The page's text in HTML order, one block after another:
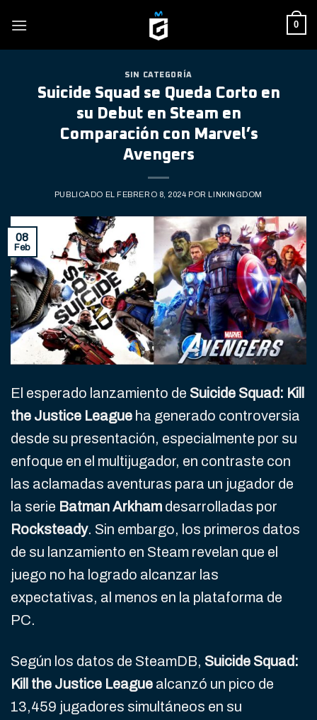
0
SIN CATEGORÍA
Suicide Squad se Queda Corto en
su Debut en Steam en
Comparación con Marvel’s
Avengers
PUBLICADO EL FEBRERO 8, 2024 POR LINKINGDOM
08
Feb
El esperado lanzamiento de Suicide Squad: Kill
the Justice League ha generado controversia
desde su presentación, especialmente por su
enfoque en el multijugador, en contraste con
las aclamadas aventuras para un jugador de
la serie Batman Arkham desarrolladas por
Rocksteady. Sin embargo, los primeros datos
de su lanzamiento en Steam revelan que el
juego no ha logrado alcanzar las
expectativas, al menos en la plataforma de
PC.
Según los datos de SteamDB, Suicide Squad:
Kill the Justice League alcanzó un pico de
13,459 jugadores simultáneos en su